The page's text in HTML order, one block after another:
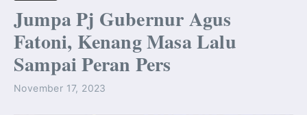
Jumpa Pj Gubernur Agus
Fatoni, Kenang Masa Lalu
Sampai Peran Pers
November 17, 2023